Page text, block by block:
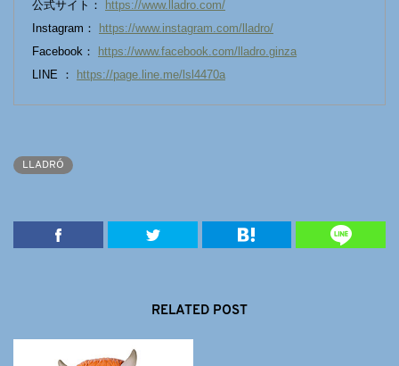
公式サイト：
https://www.lladro.com/
Instagram：
https://www.instagram.com/lladro/
Facebook：
https://www.facebook.com/lladro.ginza
LINE ：
https://page.line.me/lsl4470a
LLADRÓ
RELATED POST